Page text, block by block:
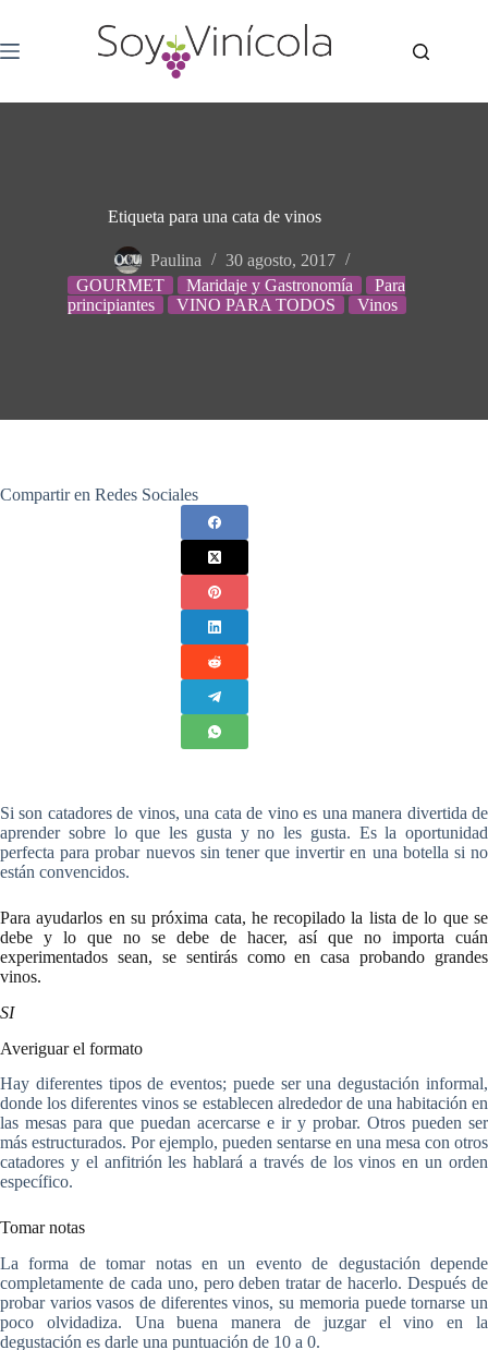
Etiqueta para una cata de vinos
Paulina
30 agosto, 2017
GOURMET
Maridaje y Gastronomía
Para
principiantes
VINO PARA TODOS Vinos
Compartir en Redes Sociales
Si son catadores de vinos, una cata de vino es una manera divertida de
aprender sobre lo que les gusta y no les gusta. Es la oportunidad
perfecta para probar nuevos sin tener que invertir en una botella si no
están convencidos.
Para ayudarlos en su próxima cata, he recopilado la lista de lo que se
debe y lo que no se debe de hacer, así que no importa cuán
experimentados sean, se sentirás como en casa probando grandes
vinos.
SI
Averiguar el formato
Hay diferentes tipos de eventos; puede ser una degustación informal,
donde los diferentes vinos se establecen alrededor de una habitación en
las mesas para que puedan acercarse e ir y probar. Otros pueden ser
más estructurados. Por ejemplo, pueden sentarse en una mesa con otros
catadores y el anfitrión les hablará a través de los vinos en un orden
específico.
Tomar notas
La forma de tomar notas en un evento de degustación depende
completamente de cada uno, pero deben tratar de hacerlo. Después de
probar varios vasos de diferentes vinos, su memoria puede tornarse un
poco olvidadiza. Una buena manera de juzgar el vino en la
degustación es darle una puntuación de 10 a 0.